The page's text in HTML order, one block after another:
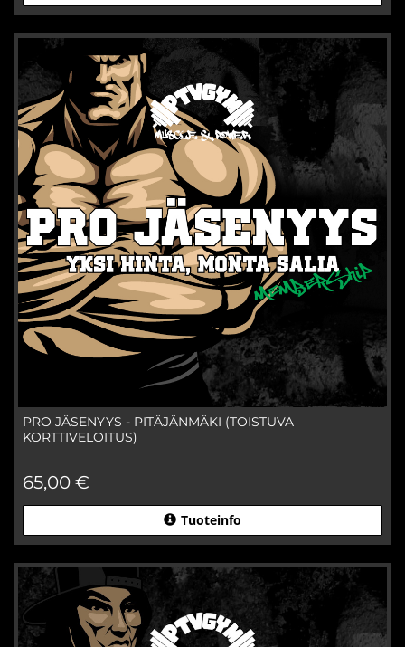
PRO JÄSENYYS - PITÄJÄNMÄKI (TOISTUVA
KORTTIVELOITUS)
65,00 €
Tuoteinfo